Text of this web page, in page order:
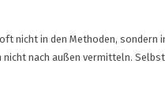
nicht in den Methoden, sondern
nach außen vermitteln.